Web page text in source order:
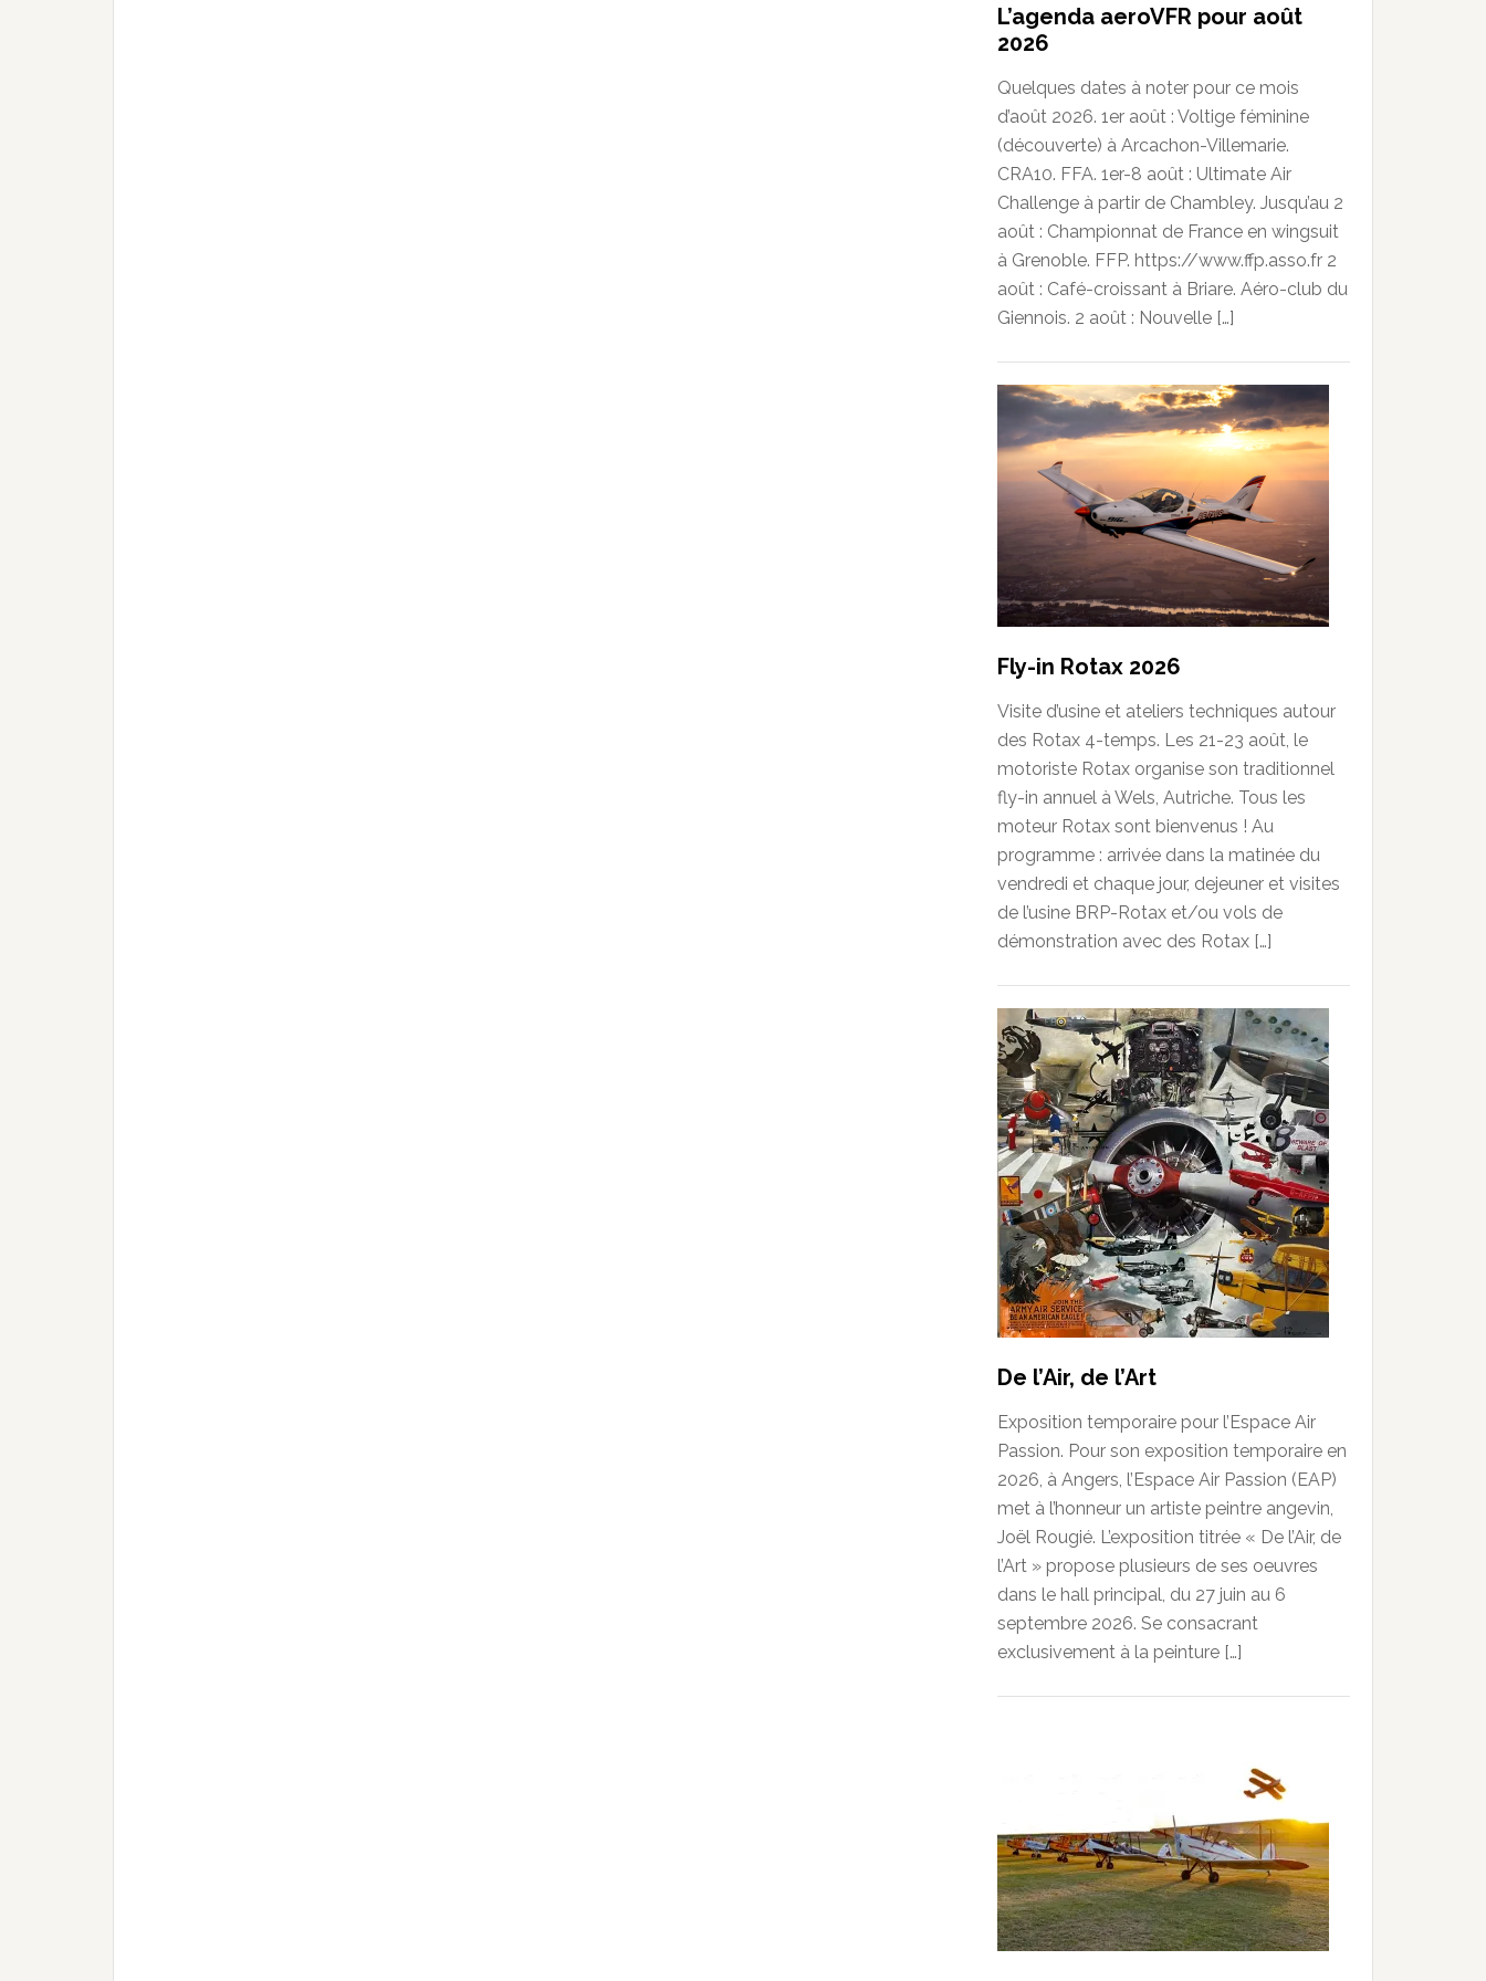
L’agenda aeroVFR pour août
2026
Quelques dates à noter pour ce mois
d’août 2026. 1er août : Voltige féminine
(découverte) à Arcachon-Villemarie.
CRA10. FFA. 1er-8 août : Ultimate Air
Challenge à partir de Chambley. Jusqu’au 2
août : Championnat de France en wingsuit
à Grenoble. FFP. https://www.ffp.asso.fr 2
août : Café-croissant à Briare. Aéro-club du
Giennois. 2 août : Nouvelle […]
Fly-in Rotax 2026
Visite d’usine et ateliers techniques autour
des Rotax 4-temps. Les 21-23 août, le
motoriste Rotax organise son traditionnel
fly-in annuel à Wels, Autriche. Tous les
moteur Rotax sont bienvenus ! Au
programme : arrivée dans la matinée du
vendredi et chaque jour, dejeuner et visites
de l’usine BRP-Rotax et/ou vols de
démonstration avec des Rotax […]
De l’Air, de l’Art
Exposition temporaire pour l’Espace Air
Passion. Pour son exposition temporaire en
2026, à Angers, l’Espace Air Passion (EAP)
met à l’honneur un artiste peintre angevin,
Joël Rougié. L’exposition titrée « De l’Air, de
l’Art » propose plusieurs de ses oeuvres
dans le hall principal, du 27 juin au 6
septembre 2026. Se consacrant
exclusivement à la peinture […]